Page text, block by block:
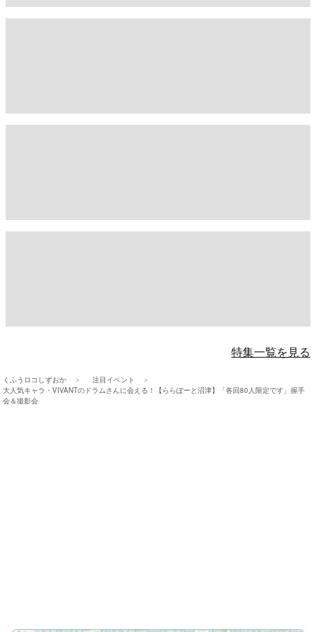
特集一覧を見る
くふうロコしずおか
注目イベント
大人気キャラ・VIVANTのドラムさんに会える！【ららぽーと沼津】「各回80人限定です」握手
会＆撮影会